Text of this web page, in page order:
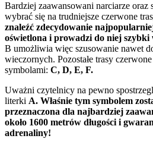
Bardziej zaawansowani narciarze oraz
wybrać się na trudniejsze czerwone
znaleźć zdecydowanie
oświetlona i prowadzi do niej
B umożliwia więc szusowanie nawet
wieczornych. Pozostałe trasy
symbolami: C, D, E, F.
Uważni czytelnicy na pewno
literki A. Właśnie tym symbolem
przeznaczona dla najbardziej
około 1600 metrów długości i
adrenaliny!